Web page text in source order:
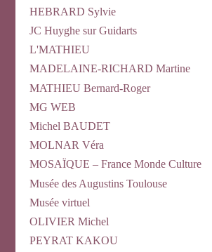
HEBRARD Sylvie
JC Huyghe sur Guidarts
L'MATHIEU
MADELAINE-RICHARD Martine
MATHIEU Bernard-Roger
MG WEB
Michel BAUDET
MOLNAR Véra
MOSAÏQUE – France Monde Culture
Musée des Augustins Toulouse
Musée virtuel
OLIVIER Michel
PEYRAT KAKOU